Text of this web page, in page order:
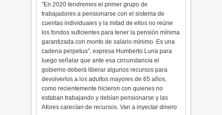
"En 2020 tendremos el primer grupo de
trabajadores a pensionarse con el sistema de
cuentas individuales y la mitad de ellos no reúne
los fondos suficientes para tener la pensión mínima
garantizada con monto de salario mínimo. Es una
cadena perpetua", expresa Humberto Luna para
luego señalar que ante esa circunstancia el
gobierno deberá liberar algunos recursos para
devolverlos a los adultos mayores de 65 años,
como recientemente hicieron con quienes no
estaban trabajando y debían pensionarse y las
Afores carecían de recursos. Van a inyectar dinero